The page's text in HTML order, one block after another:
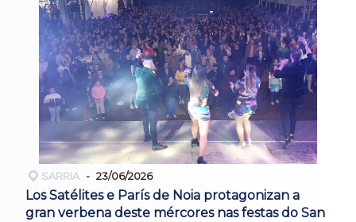
SARRIA 23/06/2026
Los Satélites e París de Noia protagonizan a
gran verbena deste mércores nas festas do San